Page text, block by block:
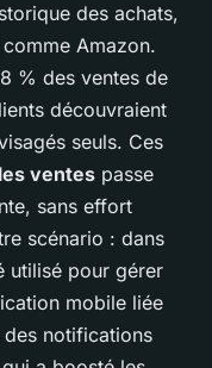
des achats,
Amazon.
% des ventes de
découvraient
seuls. Ces
ventes passe
sans effort
scénario : dans
utilisé pour gérer
mobile liée
notifications